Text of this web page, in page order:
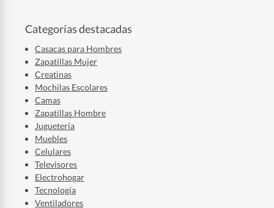
Categorías destacadas
Casacas para Hombres
Zapatillas Mujer
Creatinas
Mochilas Escolares
Camas
Zapatillas Hombre
Juguetería
Muebles
Celulares
Televisores
Electrohogar
Tecnología
Ventiladores